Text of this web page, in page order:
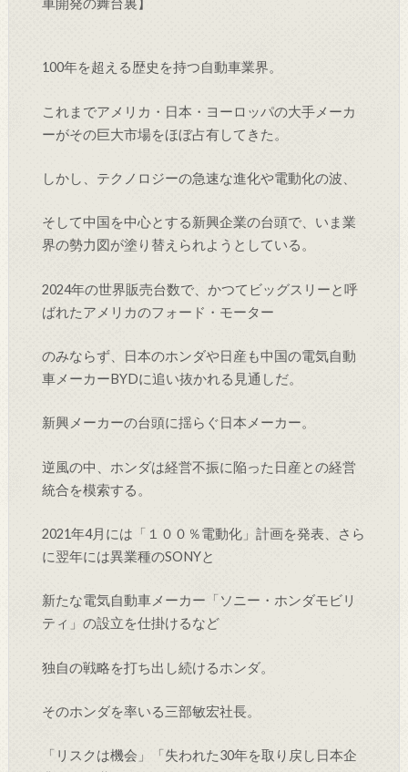
100年を超える歴史を持つ自動車業界。
これまでアメリカ・日本・ヨーロッパの大手メーカ
ーがその巨大市場をほぼ占有してきた。
しかし、テクノロジーの急速な進化や電動化の波、
そして中国を中心とする新興企業の台頭で、いま業
界の勢力図が塗り替えられようとしている。
2024年の世界販売台数で、かつてビッグスリーと呼
ばれたアメリカのフォード・モーター
のみならず、日本のホンダや日産も中国の電気自動
車メーカーBYDに追い抜かれる見通しだ。
新興メーカーの台頭に揺らぐ日本メーカー。
逆風の中、ホンダは経営不振に陥った日産との経営
統合を模索する。
2021年4月には「１００％電動化」計画を発表、さら
に翌年には異業種のSONYと
新たな電気自動車メーカー「ソニー・ホンダモビリ
ティ」の設立を仕掛けるなど
独自の戦略を打ち出し続けるホンダ。
そのホンダを率いる三部敏宏社長。
「リスクは機会」「失われた30年を取り戻し日本企